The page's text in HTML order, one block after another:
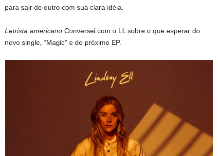
para sair do outro com sua clara idéia.
Letrista americano Conversei com o LL sobre o que esperar do
novo single, “Magic” e do próximo EP.